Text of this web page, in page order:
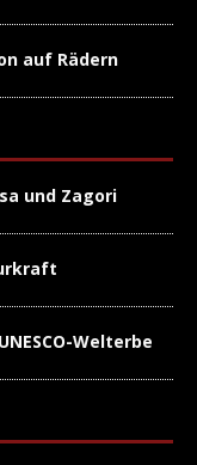
auf Rädern
und Zagori
Welterbe